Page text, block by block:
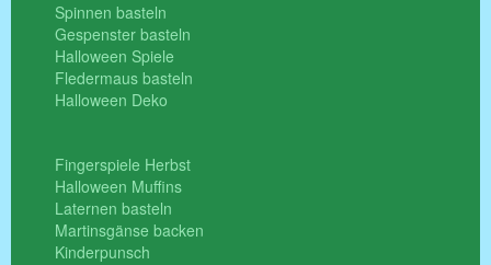
Spinnen basteln
Gespenster basteln
Halloween Spiele
Fledermaus basteln
Halloween Deko
Fingerspiele Herbst
Halloween Muffins
Laternen basteln
Martinsgänse backen
Kinderpunsch